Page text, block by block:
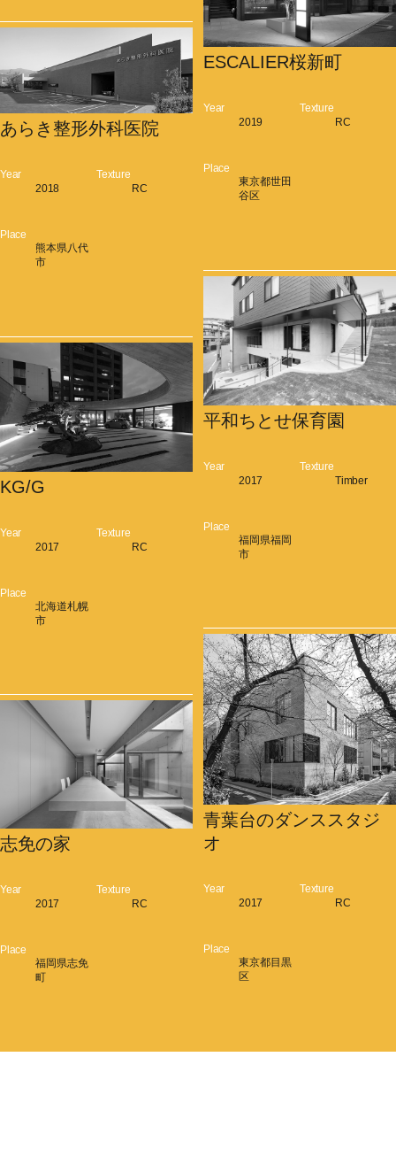
ESCALIER桜新町
Year
2019
Texture
RC
Place
東京都世田
谷区
あらき整形外科医院
Year
2018
Texture
RC
Place
熊本県八代
市
平和ちとせ保育園
Year
2017
Texture
Timber
Place
福岡県福岡
市
KG/G
Year
2017
Texture
RC
Place
北海道札幌
市
青葉台のダンススタジ
オ
Year
2017
Texture
RC
Place
東京都目黒
区
志免の家
Year
2017
Texture
RC
Place
福岡県志免
町